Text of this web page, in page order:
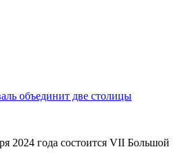
объединит две столицы
2024 года состоится VII Большой